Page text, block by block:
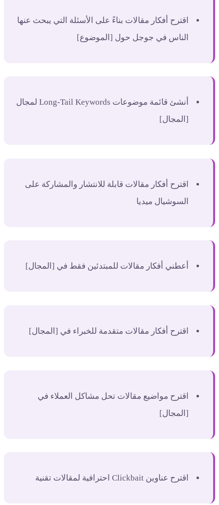
اقترح أفكار مقالات بناءً على الأسئلة التي يبحث عنها
الناس في جوجل حول [الموضوع]
أنشئ قائمة موضوعات Long-Tail Keywords لمجال
[المجال]
اقترح أفكار مقالات قابلة للانتشار والمشاركة على
السوشيال ميديا
أعطني أفكار مقالات للمبتدئين فقط في [المجال]
اقترح أفكار مقالات متقدمة للخبراء في [المجال]
اقترح مواضيع مقالات تحل مشاكل العملاء في
[المجال]
اقترح عناوين Clickbait احترافية لمقالات تقنية